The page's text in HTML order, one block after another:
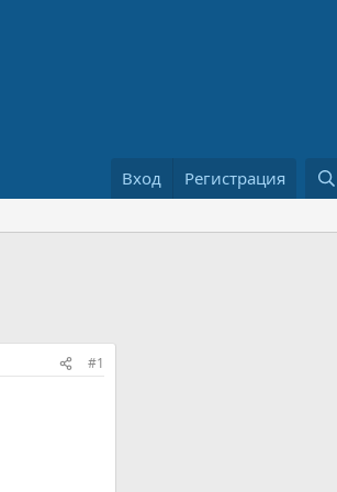
Вход Регистрация
#1